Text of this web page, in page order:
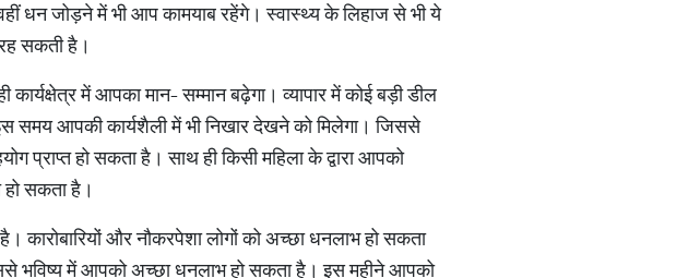
धन जोड़ने में भी आप कामयाब रहेंगे। स्वास्थ्य के लिहाज से भी ये
सकती है।
में आपका मान- सम्मान बढ़ेगा। व्यापार में कोई बड़ी डील
आपकी कार्यशैली में भी निखार देखने को मिलेगा। जिससे
हो सकता है। साथ ही किसी महिला के द्वारा आपको
हो सकता है।
कारोबारियों और नौकरपेशा लोगों को अच्छा धनलाभ हो सकता
भविष्य में आपको अच्छा धनलाभ हो सकता है। इस महीने आपको